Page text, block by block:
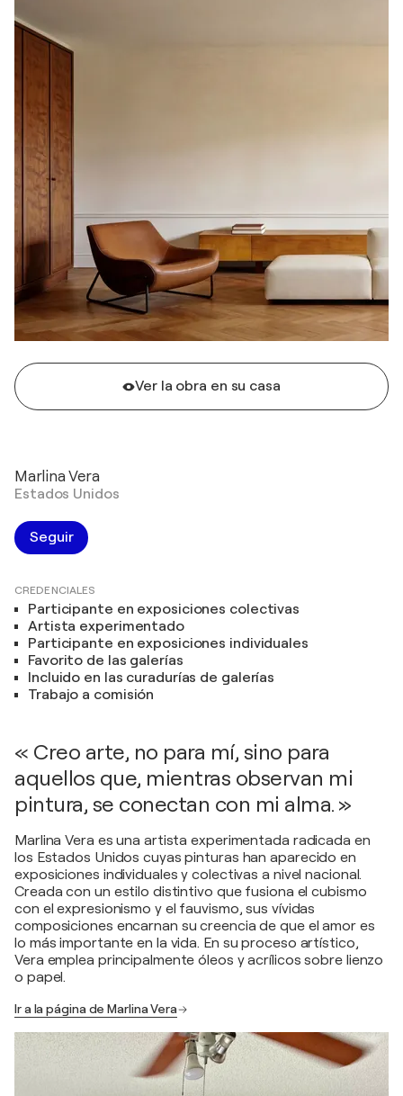
Ver la obra en su casa
Marlina Vera
Estados Unidos
Seguir
CREDENCIALES
Participante en exposiciones colectivas
Artista experimentado
Participante en exposiciones individuales
Favorito de las galerías
Incluido en las curadurías de galerías
Trabajo a comisión
« Creo arte, no para mí, sino para
aquellos que, mientras observan mi
pintura, se conectan con mi alma. »
Marlina Vera es una artista experimentada radicada en
los Estados Unidos cuyas pinturas han aparecido en
exposiciones individuales y colectivas a nivel nacional.
Creada con un estilo distintivo que fusiona el cubismo
con el expresionismo y el fauvismo, sus vívidas
composiciones encarnan su creencia de que el amor es
lo más importante en la vida. En su proceso artístico,
Vera emplea principalmente óleos y acrílicos sobre lienzo
o papel.
Ir a la página de Marlina Vera